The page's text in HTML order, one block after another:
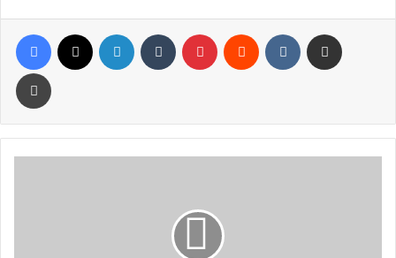
Facebook LinkedIn Tumblr Pinterest Reddit VKontakte
Yazdır